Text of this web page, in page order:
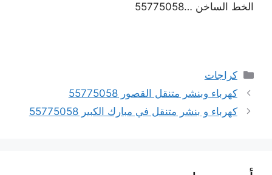
الخط الساخن …55775058
التصنيفات
كراجات
كهرباء وبنشر متنقل القصور 55775058
كهرباء و بنشر متنقل في مبارك الكبير 55775058